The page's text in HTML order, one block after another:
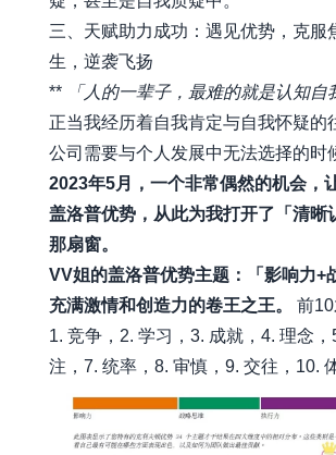
三、天赋助力成功：遇见优势，克服
生，逆袭飞扬
**
「人的一辈子，最难的就是认知自
正当我经历着自我肯定与自我怀疑的
公司需要与个人发展中无法选择的时
2023年5月，一个非常偶然的机会，
盖洛普优势，从此为我打开了「清晰
那扇窗。
VV姐的盖洛普优势主题：「影响力+
充满激情和创造力的卷王之王。
前10
1. 竞争，2. 学习，3. 成就，4. 理念
注，7. 统率，8. 审慎，9. 交往，10.